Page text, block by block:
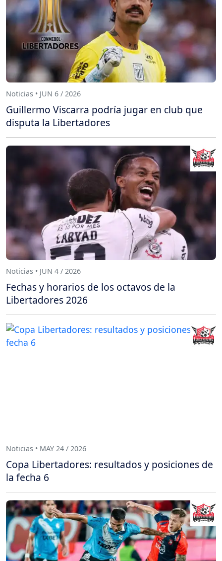
Noticias • JUN 6 / 2026
Guillermo Viscarra podría jugar en club que
disputa la Libertadores
Noticias • JUN 4 / 2026
Fechas y horarios de los octavos de la
Libertadores 2026
Noticias • MAY 24 / 2026
Copa Libertadores: resultados y posiciones de
la fecha 6